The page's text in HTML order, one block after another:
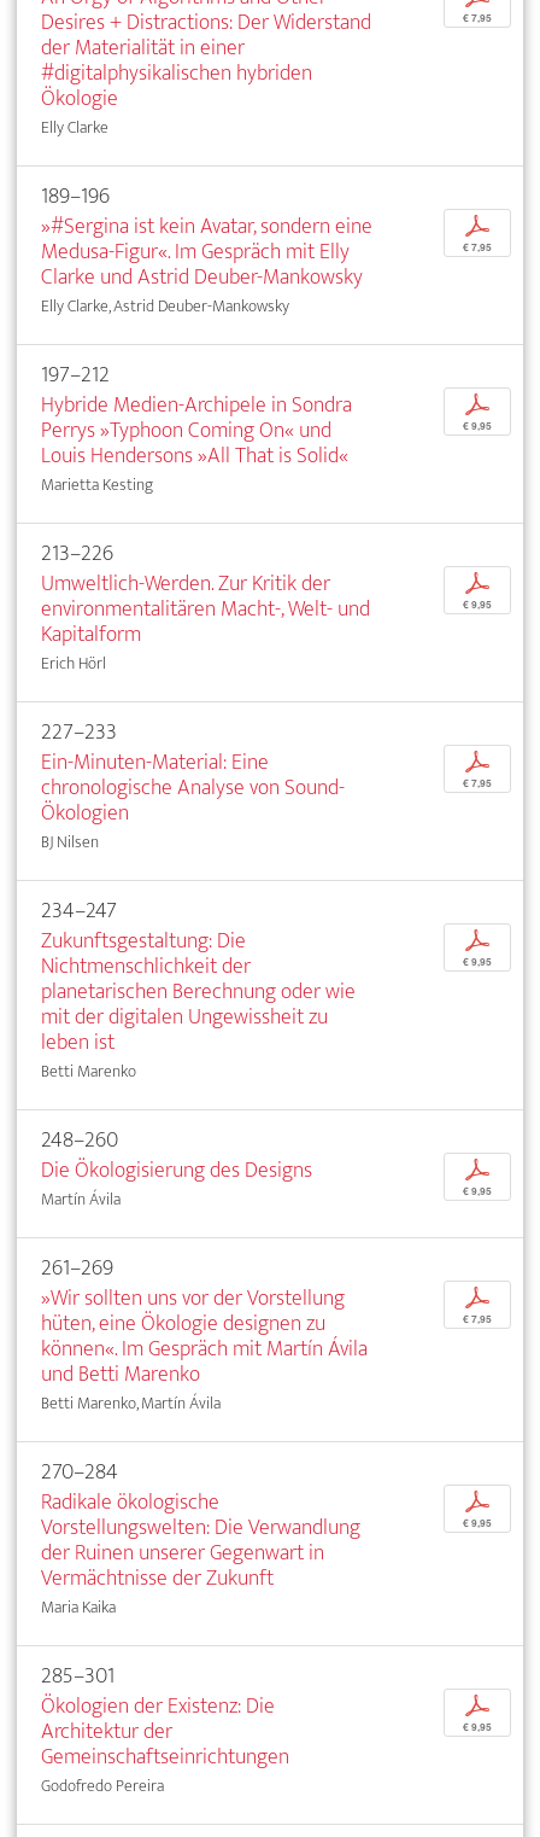
Desires + Distractions: Der Widerstand
der Materialität in einer
#digitalphysikalischen hybriden
Ökologie
Elly Clarke
€ 7,95
189–196
»#Sergina ist kein Avatar, sondern eine
Medusa-Figur«. Im Gespräch mit Elly
Clarke und Astrid Deuber-Mankowsky
Elly Clarke, Astrid Deuber-Mankowsky
p
€ 7,95
197–212
Hybride Medien-Archipele in Sondra
Perrys »Typhoon Coming On« und
Louis Hendersons »All That is Solid«
Marietta Kesting
p
€ 9,95
213–226
Umweltlich-Werden. Zur Kritik der
environmentalitären Macht-, Welt- und
Kapitalform
Erich Hörl
p
€ 9,95
227–233
Ein-Minuten-Material: Eine
chronologische Analyse von Sound-
Ökologien
BJ Nilsen
p
€ 7,95
234–247
Zukunftsgestaltung: Die
Nichtmenschlichkeit der
planetarischen Berechnung oder wie
mit der digitalen Ungewissheit zu
leben ist
Betti Marenko
p
€ 9,95
248–260
Die Ökologisierung des Designs
Martín Ávila
p
€ 9,95
261–269
»Wir sollten uns vor der Vorstellung
hüten, eine Ökologie designen zu
können«. Im Gespräch mit Martín Ávila
und Betti Marenko
Betti Marenko, Martín Ávila
p
€ 7,95
270–284
Radikale ökologische
Vorstellungswelten: Die Verwandlung
der Ruinen unserer Gegenwart in
Vermächtnisse der Zukunft
Maria Kaika
p
€ 9,95
285–301
Ökologien der Existenz: Die
Architektur der
Gemeinschaftseinrichtungen
Godofredo Pereira
p
€ 9,95